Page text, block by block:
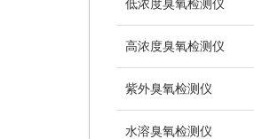
低浓度臭氧检测仪
高浓度臭氧检测仪
紫外臭氧检测仪
水溶臭氧检测仪